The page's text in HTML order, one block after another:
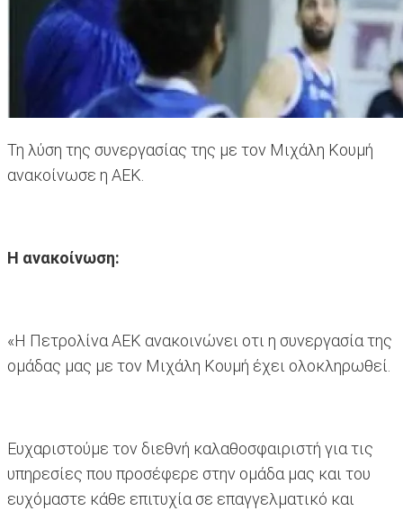
Τη λύση της συνεργασίας της με τον Μιχάλη Κουμή
ανακοίνωσε η ΑΕΚ.
Η ανακοίνωση:
«Η Πετρολίνα ΑΕΚ ανακοινώνει οτι η συνεργασία της
ομάδας μας με τον Μιχάλη Κουμή έχει ολοκληρωθεί.
Ευχαριστούμε τον διεθνή καλαθοσφαιριστή για τις
υπηρεσίες που προσέφερε στην ομάδα μας και του
ευχόμαστε κάθε επιτυχία σε επαγγελματικό και